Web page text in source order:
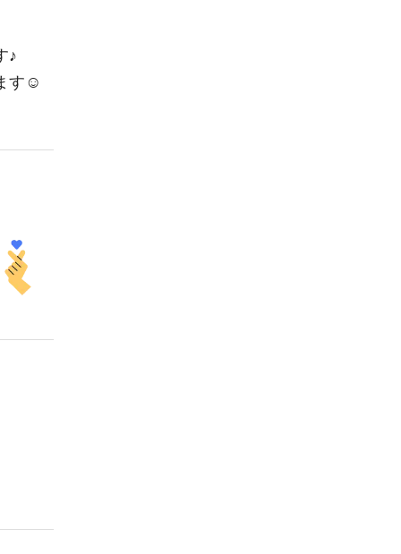
♪
す☺️